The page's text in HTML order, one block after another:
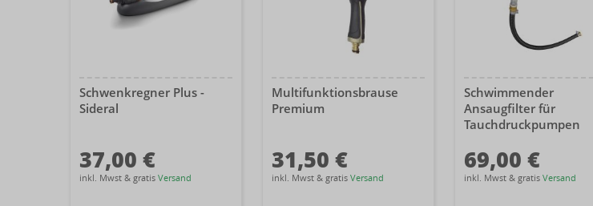
Schwenkregner Plus -
Sideral
37,00 €
inkl. Mwst & gratis Versand
Multifunktionsbrause
Premium
31,50 €
inkl. Mwst & gratis Versand
Schwimmender
Ansaugfilter für
Tauchdruckpumpen
69,00 €
inkl. Mwst & gratis Versand